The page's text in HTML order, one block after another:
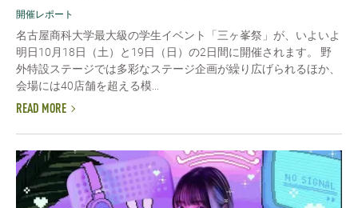
開催レポート
名古屋商科大学最大級の学生イベント「三ヶ峯祭」が、いよいよ
明日10月18日（土）と19日（日）の2日間に開催されます。 野
外特設ステージでは多彩なステージ企画が繰り広げられるほか、
会場には40店舗を超える模...
READ MORE